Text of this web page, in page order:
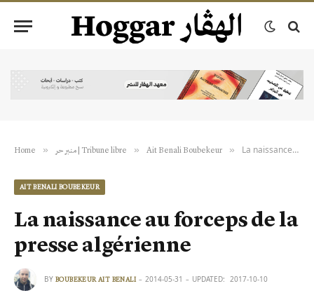
Home » منبر حر | Tribune libre » Ait Benali Boubekeur » La naissance au forceps de la presse algérienne
AIT BENALI BOUBEKEUR
La naissance au forceps de la
presse algérienne
BY BOUBEKEUR AIT BENALI 2014-05-31 UPDATED: 2017-10-10